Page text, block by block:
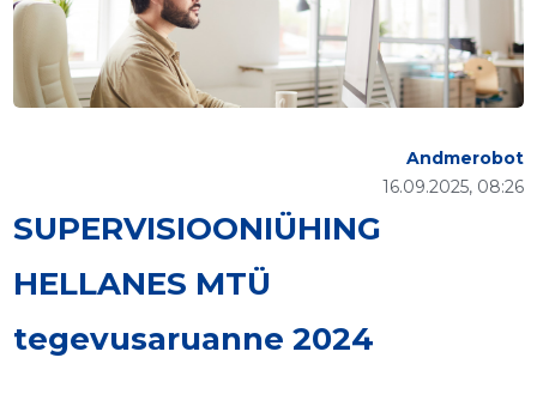
SUPERVISIOONIÜHING
HELLANES MTÜ
tegevusaruanne 2024
16.09.2025, 08:26
Andmerobot